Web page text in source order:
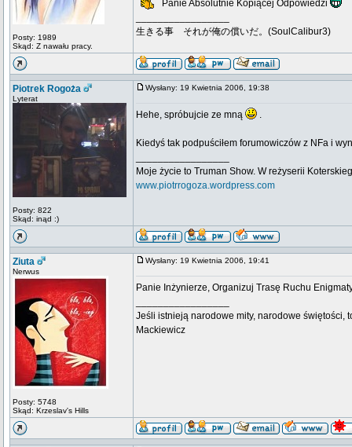
Posty: 1989
Skąd: Z nawału pracy.
Panie Absolutnie Kopiącej Odpowiedzi
生きる事 それが俺の償いだ。(SoulCalibur3)
Piotrek Rogoża
Lyterat
Posty: 822
Skąd: inąd :)
Wysłany: 19 Kwietnia 2006, 19:38
Hehe, spróbujcie ze mną .
Kiedyś tak podpuściłem forumowiczów z NFa i
Moje życie to Truman Show. W reżyserii
www.piotrrogoza.wordpress.com
Ziuta
Nerwus
Posty: 5748
Skąd: Krzeslav's Hills
Wysłany: 19 Kwietnia 2006, 19:41
Panie Inżynierze, Organizuj Trasę Ruchu
Jeśli istnieją narodowe mity, narodowe świętości,
Mackiewicz